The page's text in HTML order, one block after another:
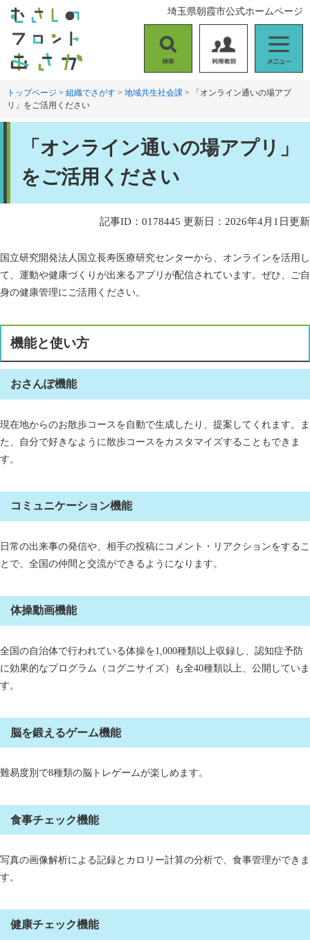
す
。
し
て
索
用
者
ニ
ュ
埼玉県朝霞市公式ホームページ
トップページ > 組織でさがす > 地域共生社会課 >
「オンライン通いの場アプ
リ」をご活用ください
「オンライン通いの場アプリ」
をご活用ください
記事ID：0178445 更新日：2026年4月1日更新
国立研究開発法人国立長寿医療研究センターから、オンラインを活用し
て、運動や健康づくりが出来るアプリが配信されています。ぜひ、ご自
身の健康管理にご活用ください。
機能と使い方
おさんぽ機能
現在地からのお散歩コースを自動で生成したり、提案してくれます。ま
た、自分で好きなように散歩コースをカスタマイズすることもできま
す。
コミュニケーション機能
日常の出来事の発信や、相手の投稿にコメント・リアクションをするこ
とで、全国の仲間と交流ができるようになります。
体操動画機能
全国の自治体で行われている体操を1,000種類以上収録し、認知症予防
に効果的なプログラム（コグニサイズ）も全40種類以上、公開していま
す。
脳を鍛えるゲーム機能
難易度別で8種類の脳トレゲームが楽しめます。
食事チェック機能
写真の画像解析による記録とカロリー計算の分析で、食事管理ができま
す。
健康チェック機能